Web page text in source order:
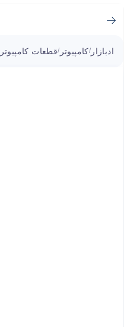
ادبازار /کامپیوتر /قطعات کامپیوتر